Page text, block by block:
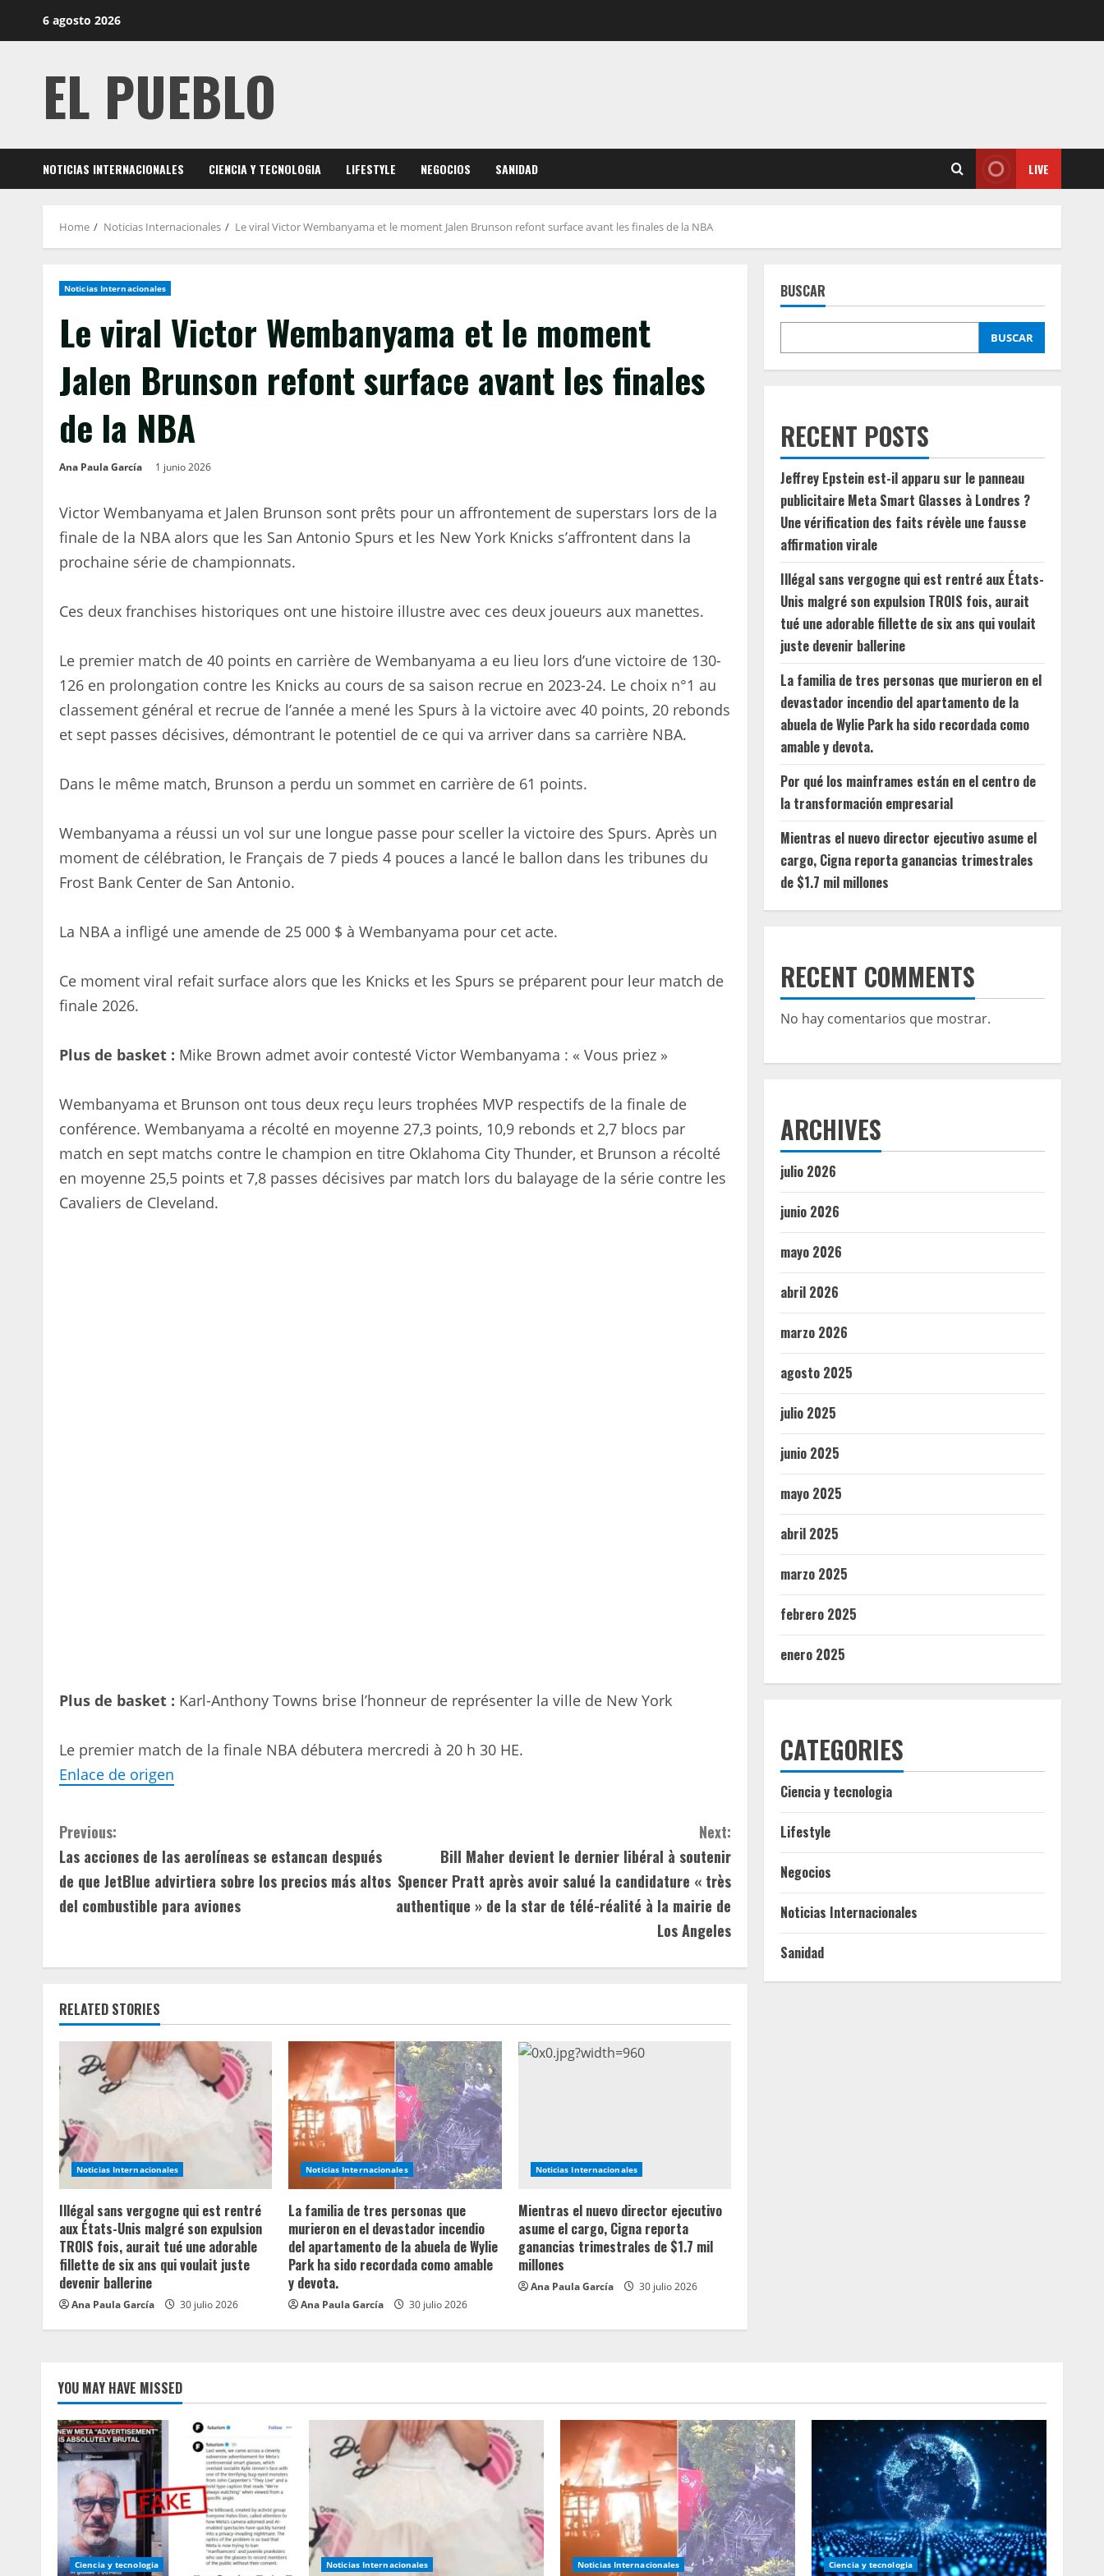
6 agosto 2026
EL PUEBLO
NOTICIAS INTERNACIONALES CIENCIA Y TECNOLOGIA LIFESTYLE NEGOCIOS SANIDAD LIVE
Home Noticias Internacionales Le viral Victor Wembanyama et le moment Jalen Brunson refont surface avant les finales de la NBA
Noticias Internacionales
Le viral Victor Wembanyama et le moment
Jalen Brunson refont surface avant les finales
de la NBA
Ana Paula García 1 junio 2026
Victor Wembanyama et Jalen Brunson sont prêts pour un affrontement de superstars lors de la
finale de la NBA alors que les San Antonio Spurs et les New York Knicks s’affrontent dans la
prochaine série de championnats.
Ces deux franchises historiques ont une histoire illustre avec ces deux joueurs aux manettes.
Le premier match de 40 points en carrière de Wembanyama a eu lieu lors d’une victoire de 130-
126 en prolongation contre les Knicks au cours de sa saison recrue en 2023-24. Le choix n°1 au
classement général et recrue de l’année a mené les Spurs à la victoire avec 40 points, 20 rebonds
et sept passes décisives, démontrant le potentiel de ce qui va arriver dans sa carrière NBA.
Dans le même match, Brunson a perdu un sommet en carrière de 61 points.
Wembanyama a réussi un vol sur une longue passe pour sceller la victoire des Spurs. Après un
moment de célébration, le Français de 7 pieds 4 pouces a lancé le ballon dans les tribunes du
Frost Bank Center de San Antonio.
La NBA a infligé une amende de 25 000 $ à Wembanyama pour cet acte.
Ce moment viral refait surface alors que les Knicks et les Spurs se préparent pour leur match de
finale 2026.
Plus de basket : Mike Brown admet avoir contesté Victor Wembanyama : « Vous priez »
Wembanyama et Brunson ont tous deux reçu leurs trophées MVP respectifs de la finale de
conférence. Wembanyama a récolté en moyenne 27,3 points, 10,9 rebonds et 2,7 blocs par
match en sept matchs contre le champion en titre Oklahoma City Thunder, et Brunson a récolté
en moyenne 25,5 points et 7,8 passes décisives par match lors du balayage de la série contre les
Cavaliers de Cleveland.
Plus de basket : Karl-Anthony Towns brise l’honneur de représenter la ville de New York
Le premier match de la finale NBA débutera mercredi à 20 h 30 HE.
Enlace de origen
C
o
n
i
n
u
e
R
e
a
d
i
n
g
Previous:
Las acciones de las aerolíneas se estancan después
de que JetBlue advirtiera sobre los precios más altos
del combustible para aviones
Next:
Bill Maher devient le dernier libéral à soutenir
Spencer Pratt après avoir salué la candidature « très
authentique » de la star de télé-réalité à la mairie de
Los Angeles
RELATED STORIES
Noticias Internacionales
Illégal sans vergogne qui est rentré
aux États-Unis malgré son expulsion
TROIS fois, aurait tué une adorable
fillette de six ans qui voulait juste
devenir ballerine
Ana Paula García 30 julio 2026
Noticias Internacionales
La familia de tres personas que
murieron en el devastador incendio
del apartamento de la abuela de Wylie
Park ha sido recordada como amable
y devota.
Ana Paula García 30 julio 2026
Noticias Internacionales
Mientras el nuevo director ejecutivo
asume el cargo, Cigna reporta
ganancias trimestrales de $1.7 mil
millones
Ana Paula García 30 julio 2026
BUSCAR
BUSCAR
RECENT POSTS
Jeffrey Epstein est-il apparu sur le panneau
publicitaire Meta Smart Glasses à Londres ?
Une vérification des faits révèle une fausse
affirmation virale
Illégal sans vergogne qui est rentré aux États-
Unis malgré son expulsion TROIS fois, aurait
tué une adorable fillette de six ans qui voulait
juste devenir ballerine
La familia de tres personas que murieron en el
devastador incendio del apartamento de la
abuela de Wylie Park ha sido recordada como
amable y devota.
Por qué los mainframes están en el centro de
la transformación empresarial
Mientras el nuevo director ejecutivo asume el
cargo, Cigna reporta ganancias trimestrales
de $1.7 mil millones
RECENT COMMENTS
No hay comentarios que mostrar.
ARCHIVES
julio 2026
junio 2026
mayo 2026
abril 2026
marzo 2026
agosto 2025
julio 2025
junio 2025
mayo 2025
abril 2025
marzo 2025
febrero 2025
enero 2025
CATEGORIES
Ciencia y tecnologia
Lifestyle
Negocios
Noticias Internacionales
Sanidad
YOU MAY HAVE MISSED
Ciencia y tecnologia Noticias Internacionales Noticias Internacionales Ciencia y tecnologia